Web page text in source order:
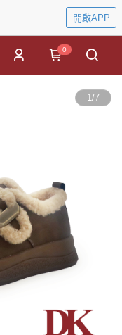
開啟APP
0
1/7